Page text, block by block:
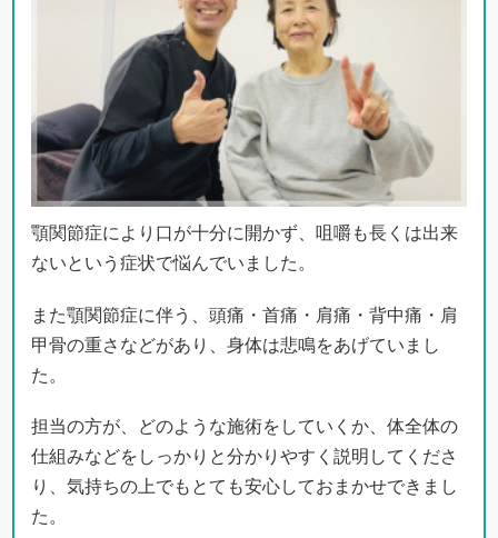
顎関節症により口が十分に開かず、咀嚼も長くは出来
ないという症状で悩んでいました。
また顎関節症に伴う、頭痛・首痛・肩痛・背中痛・肩
甲骨の重さなどがあり、身体は悲鳴をあげていまし
た。
担当の方が、どのような施術をしていくか、体全体の
仕組みなどをしっかりと分かりやすく説明してくださ
り、気持ちの上でもとても安心しておまかせできまし
た。